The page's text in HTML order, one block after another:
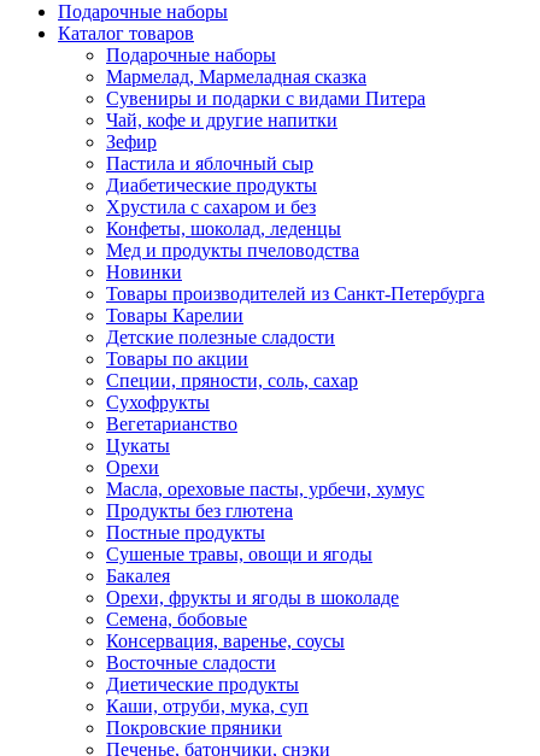
Подарочные наборы
Каталог товаров
Подарочные наборы
Мармелад, Мармеладная сказка
Сувениры и подарки с видами Питера
Чай, кофе и другие напитки
Зефир
Пастила и яблочный сыр
Диабетические продукты
Хрустила с сахаром и без
Конфеты, шоколад, леденцы
Мед и продукты пчеловодства
Новинки
Товары производителей из Санкт-Петербурга
Товары Карелии
Детские полезные сладости
Товары по акции
Специи, пряности, соль, сахар
Сухофрукты
Вегетарианство
Цукаты
Орехи
Масла, ореховые пасты, урбечи, хумус
Продукты без глютена
Постные продукты
Сушеные травы, овощи и ягоды
Бакалея
Орехи, фрукты и ягоды в шоколаде
Семена, бобовые
Консервация, варенье, соусы
Восточные сладости
Диетические продукты
Каши, отруби, мука, суп
Покровские пряники
Печенье, батончики, снэки